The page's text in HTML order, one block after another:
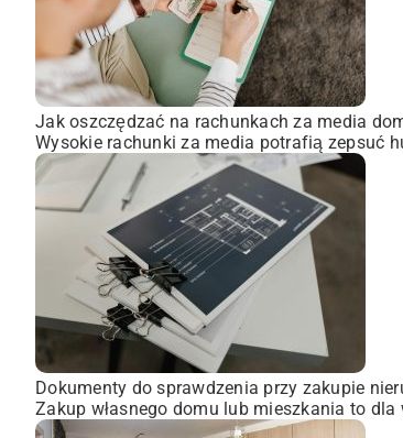
Jak oszczędzać na rachunkach za media
Wysokie rachunki za media potrafią zepsuć
Dokumenty do sprawdzenia przy zakupie
Zakup własnego domu lub mieszkania to